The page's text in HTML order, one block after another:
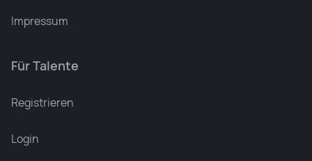
Impressum
Für Talente
Registrieren
Login